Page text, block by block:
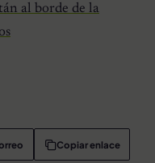
al borde de la
Copiar enlace